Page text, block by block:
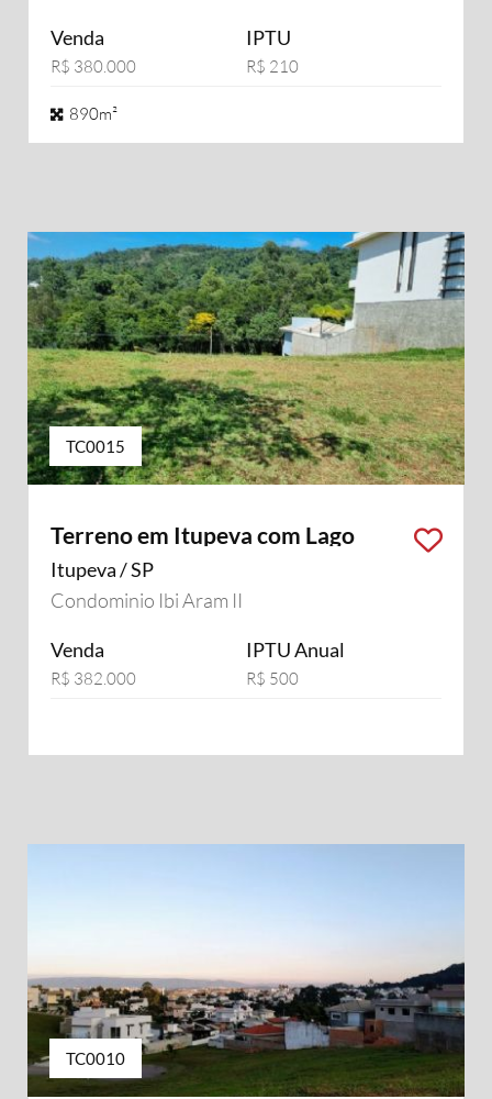
Venda
R$ 380.000
IPTU
R$ 210
890m²
TC0015
Terreno em Itupeva com Lago
Itupeva / SP
Condominio Ibi Aram II
Venda
R$ 382.000
IPTU Anual
R$ 500
TC0010